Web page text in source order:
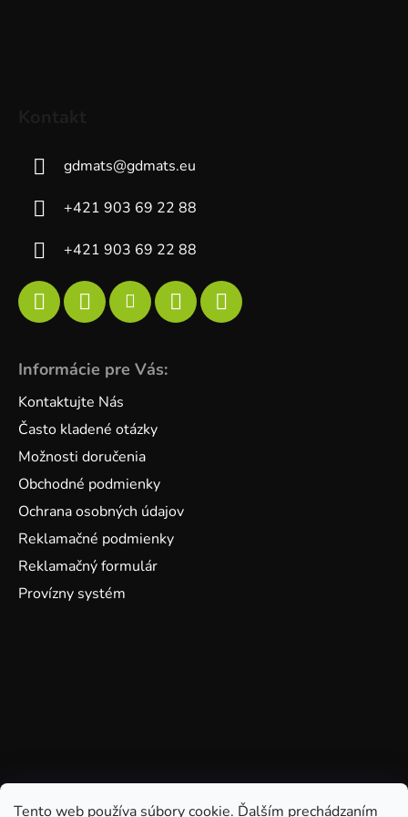
Tento web používa súbory cookie. Ďalším prechádzaním
gdmats@gdmats.eu
+421 903 69 22 88
+421 903 69 22 88
Informácie pre Vás:
Kontaktujte Nás
Často kladené otázky
Možnosti doručenia
Obchodné podmienky
Ochrana osobných údajov
Reklamačné podmienky
Reklamačný formulár
Provízny systém